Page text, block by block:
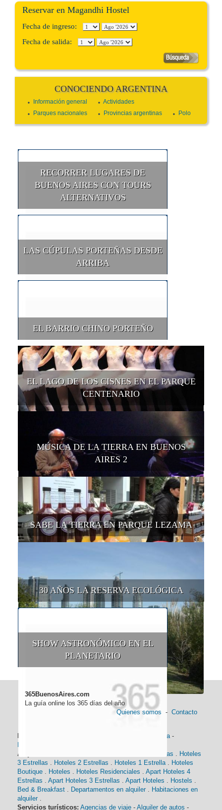
Reservar en Magandhi Hostel
Fecha de ingreso:
Fecha de salida:
CONOCIENDO ARGENTINA
Información general
Actividades
Parques nacionales
Provincias argentinas Polo
RECORRER LUGARES DE
BUENOS AIRES CON TOURS
ALTERNATIVOS
LAS CÚPULAS PORTEÑAS DESDE
ARRIBA
EL BARRIO CHINO PORTEÑO
EL LAGO DE LOS CISNES EN EL PARQUE
CENTENARIO
MÚSICA DE LA TIERRA EN BUENOS
AIRES 2
SABE LA TIERRA EN PARQUE LEZAMA
30 AÑOS LA RESERVA ECOLÓGICA
SHOW ASTRONÓMICO EN EL
PLANETARIO
365BuenosAires.com
La guía online los 365 días del año
Quienes somos - Contacto
Historia-
Alojamiento:
Hoteles 4 Estrellas . Hoteles
3 Estrellas . Hoteles 2 Estrellas . Hoteles 1 Estrella. Hoteles
Boutique . Hoteles . Hoteles Residenciales . Apart Hoteles 4
Estrellas . Apart Hoteles 3 Estrellas . Apart Hoteles . Hostels .
Bed & Breakfast . Departamentos en alquiler . Habitaciones en
alquiler .
Servicios turísticos: Agencias de viaje - Alquiler de autos -